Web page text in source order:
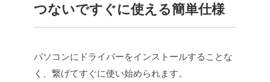
つないですぐに使える簡単仕様
パソコンにドライバーをインストールすることな
く、繋げてすぐに使い始められます。